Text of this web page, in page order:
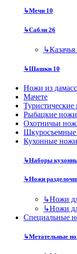
↳Мечи 10
↳Сабли 26
↳Казачья
↳Шашки 10
Ножи из
Мачете
Рыбацкие ножи
Охотничьи
Кухонные ножи
↳Наборы
↳Ножи
↳Ножи
↳Ножи
Специальные
↳Метательные